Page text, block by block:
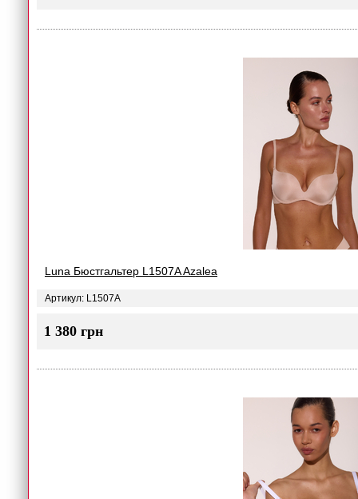
Luna Бюстгальтер L1507A Azalea
Артикул: L1507A
1 380 грн